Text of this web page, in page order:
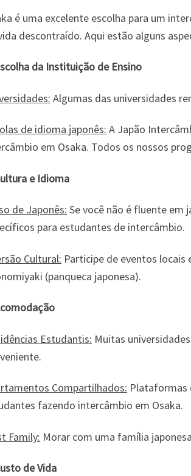
é uma excelente escolha para um
descontraído. Aqui estão alguns
da Instituição de Ensino
Algumas das universidades
de idioma japonês: A Japão
em Osaka. Todos os nossos
e Idioma
de Japonês: Se você não é fluente
para estudantes de intercâmbio.
Cultural: Participe de eventos
(panqueca japonesa).
Estudantis: Muitas
Compartilhados: Plataformas
fazendo intercâmbio em Osaka.
Family: Morar com uma família
de Vida